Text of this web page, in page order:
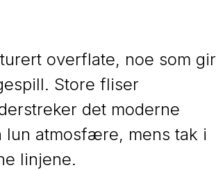
overflate, noe som gir
Store fliser
det moderne
lun atmosfære, mens tak i
linjene.